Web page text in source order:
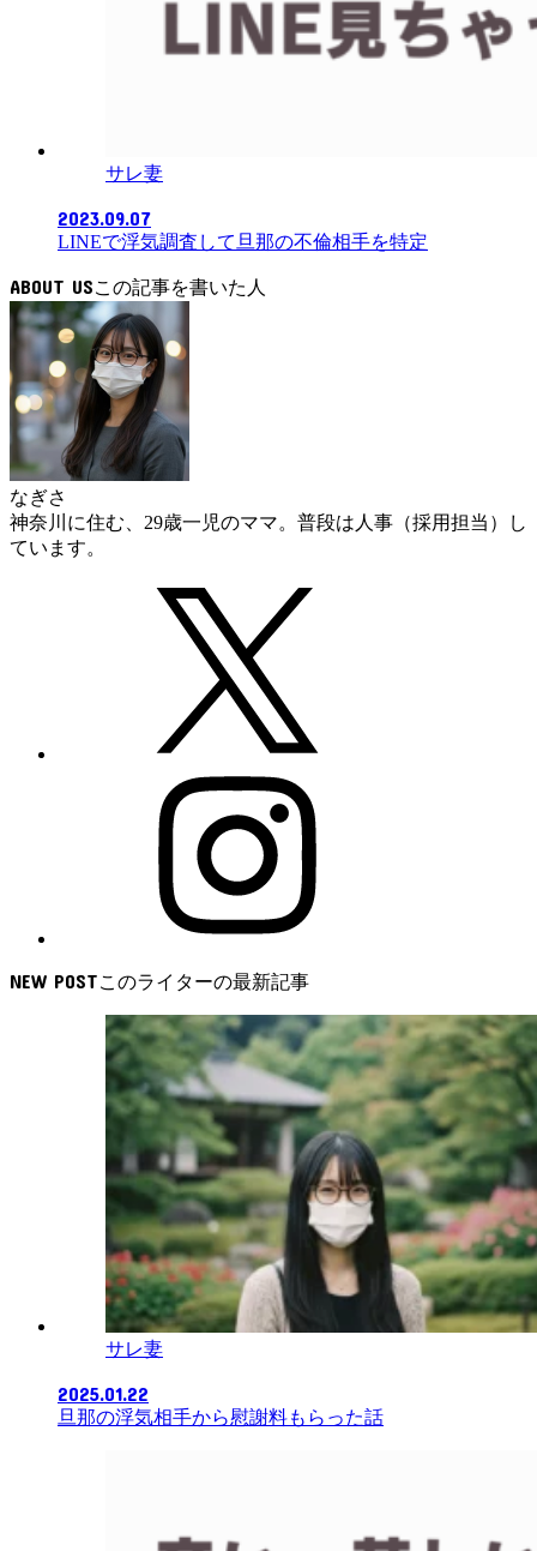
サレ妻
2023.09.07
LINEで浮気調査して旦那の不倫相手を特定
ABOUT US
なぎさ
神奈川に住む、29歳一児のママ。普段は人事（採用担当）し
ています。
NEW POST
サレ妻
2025.01.22
旦那の浮気相手から慰謝料もらった話